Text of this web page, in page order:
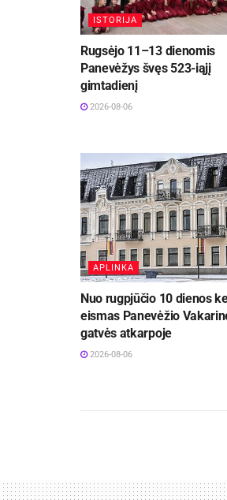
ISTORIJA
Rugsėjo 11–13 dienomis
Panevėžys švęs 523-iąjį
gimtadienį
2026-08-06
APLINKA
Nuo rugpjūčio 10 dienos
eismas Panevėžio
gatvės atkarpoje
2026-08-06